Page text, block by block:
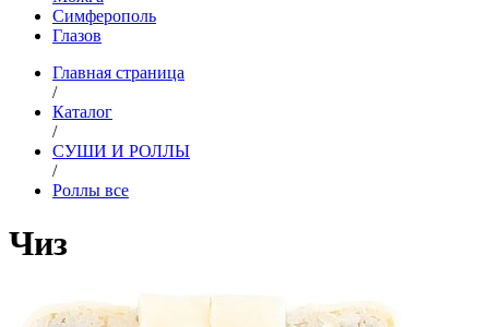
Симферополь
Глазов
Главная страница
/
Каталог
/
СУШИ И РОЛЛЫ
/
Роллы все
Чиз